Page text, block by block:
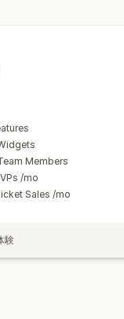
ト
Members
/mo
Sales /mo
験